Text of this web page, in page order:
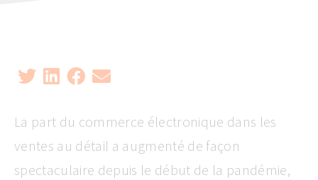
La part du commerce électronique dans les
ventes au détail a augmenté de façon
spectaculaire depuis le début de la pandémie,